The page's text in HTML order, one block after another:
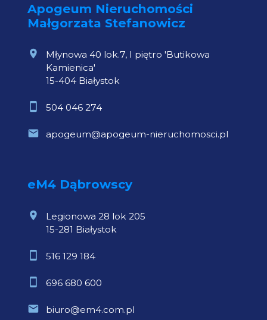
Apogeum Nieruchomości
Małgorzata Stefanowicz
Młynowa 40 lok.7, I piętro 'Butikowa
Kamienica'
15-404 Białystok
504 046 274
apogeum@apogeum-nieruchomosci.pl
eM4 Dąbrowscy
Legionowa 28 lok 205
15-281 Białystok
516 129 184
696 680 600
biuro@em4.com.pl